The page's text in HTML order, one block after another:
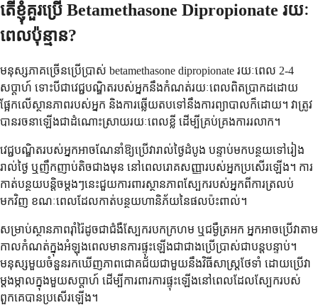
តើ​ខ្ញុំ​គួរ​ប្រើ Betamethasone Dipropionate រយៈ
ពេល​ប៉ុន្មាន?
មនុស្សភាគច្រើនប្រើប្រាស់ betamethasone dipropionate រយៈពេល 2-4
សប្តាហ៍ ទោះបីជាវេជ្ជបណ្ឌិតរបស់អ្នកនឹងកំណត់រយៈពេលពិតប្រាកដដោយ
ផ្អែកលើស្ថានភាពរបស់អ្នក និងការឆ្លើយតបទៅនឹងការព្យាបាលក៏ដោយ។ វាត្រូវ
បានរចនាឡើងជាដំណោះស្រាយរយៈពេលខ្លី ដើម្បីគ្រប់គ្រងការរលាក។
វេជ្ជបណ្ឌិតរបស់អ្នកអាចណែនាំឱ្យប្រើវារាល់ថ្ងៃដំបូង បន្ទាប់មកបន្ថយទៅរៀង
រាល់ថ្ងៃ ឬញឹកញាប់តិចជាងមុន នៅពេលរោគសញ្ញារបស់អ្នកប្រសើរឡើង។ ការ
កាត់បន្ថយបន្តិចម្តងៗនេះជួយការពារស្ថានភាពស្បែករបស់អ្នកពីការត្រលប់
មកវិញ ខណៈពេលដែលកាត់បន្ថយហានិភ័យនៃផលប៉ះពាល់។
សម្រាប់ស្ថានភាពរ៉ាំរ៉ៃដូចជាជំងឺស្បែករបកក្រហម ឬជម្ងឺត្រអក អ្នកអាចប្រើវាតាម
កាលកំណត់ក្នុងអំឡុងពេលមានការផ្ទុះឡើងជាជាងប្រើប្រាស់ជាបន្តបន្ទាប់។
មនុស្សមួយចំនួនរកឃើញភាពជោគជ័យជាមួយនឹងវិធីសាស្រ្តថែទាំ ដោយប្រើវា
ម្តងម្កាលក្នុងមួយសប្តាហ៍ ដើម្បីការពារការផ្ទុះឡើងនៅពេលដែលស្បែករបស់
ពួកគេបានប្រសើរឡើង។